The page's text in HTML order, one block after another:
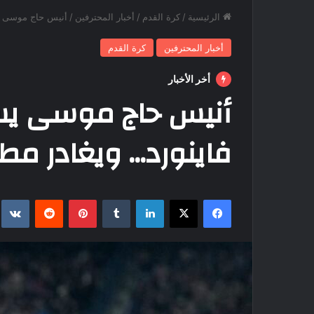
الرئيسية / كرة القدم / أخبار المحترفين / أنيس حاج موسى
أخبار المحترفين كرة القدم
أخر الأخبار
أنيس حاج موسى
فاينورد… ويغادر
فيسبوك ‫X لينكدإن بينتيريست